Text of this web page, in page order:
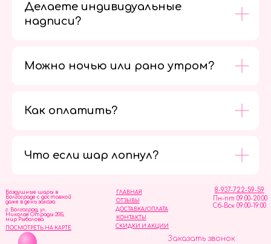
Делаете индивидуальные
надписи?
Можно ночью или рано утром?
Как оплатить?
Что если шар лопнул?
ОТЗЫВЫ
ГЛАВНАЯ
ДОСТАВКА/ОПЛАТА
СКИДКИ И АКЦИИ
КОНТАКТЫ
8-937-722-59-59
Пн-пт 09:00-20:00
Сб-Вск 09:00-19:00
Воздушные шары в
Волгограде с доставкой
даже в день заказа
Заказать звонок
г. Волгоград, ул.
Николая Отрады 20Б,
мир Рыболова
ПОСМОТРЕТЬ НА КАРТЕ